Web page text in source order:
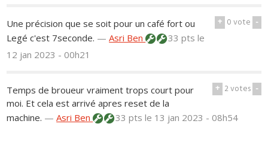
+ 0vote -
Une précision que se soit pour un café fort ou
Legé c'est 7seconde. —Asri Ben 33 ptsle
12 jan 2023 - 00h21
+ 2votes -
Temps de broueur vraiment trops court pour
moi. Et cela est arrivé apres reset de la
machine. —Asri Ben 33 ptsle 13 jan 2023 - 08h54